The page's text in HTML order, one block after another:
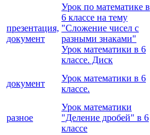
презентация,
документ
Урок по математике в
6 классе на тему
"Сложение чисел с
разными знаками"
Урок математики в 6
классе. Диск
документ
Урок математики в 6
классе.
разное
Урок математики
"Деление дробей" в 6
классе